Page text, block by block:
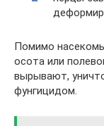
Помимо
осота или
вырывают,
фунгицидом.